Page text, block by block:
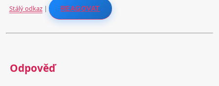
Stálý odkaz| REAGOVAT
Odpověď